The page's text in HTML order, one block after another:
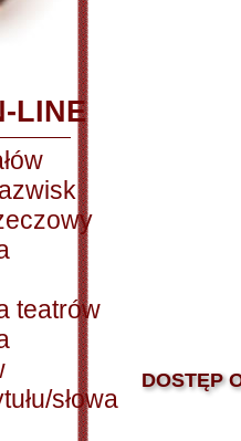
LINE
teatrów
słowa
DOSTĘP